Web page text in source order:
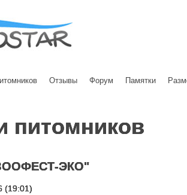
Отзывы Форум Памятки
питомников
ЭКО"
(19:01)